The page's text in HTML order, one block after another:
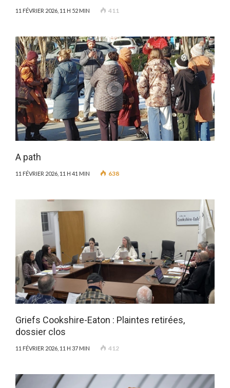
11 FÉVRIER 2026, 11 H 52 MIN 411
A path
11 FÉVRIER 2026, 11 H 41 MIN 638
Griefs Cookshire-Eaton : Plaintes retirées,
dossier clos
11 FÉVRIER 2026, 11 H 37 MIN 412